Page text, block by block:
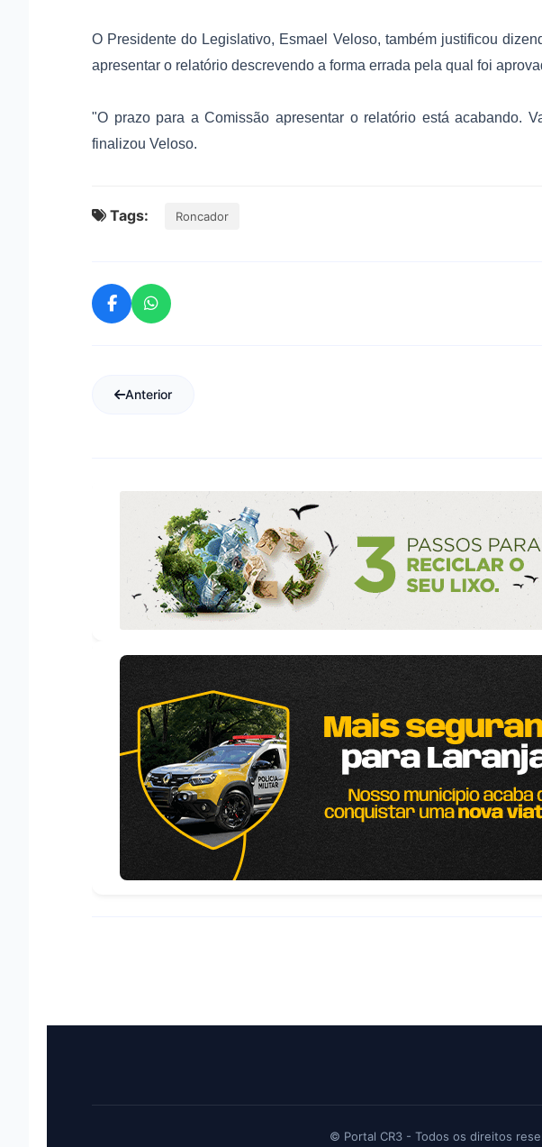
O Presidente do Legislativo, Esmael Veloso, também justificou
apresentar o relatório descrevendo a forma errada pela qual foi
"O prazo para a Comissão apresentar o relatório está acabando.
finalizou Veloso.
Tags: Roncador
Anterior
© Portal CR3 - Todos os direitos